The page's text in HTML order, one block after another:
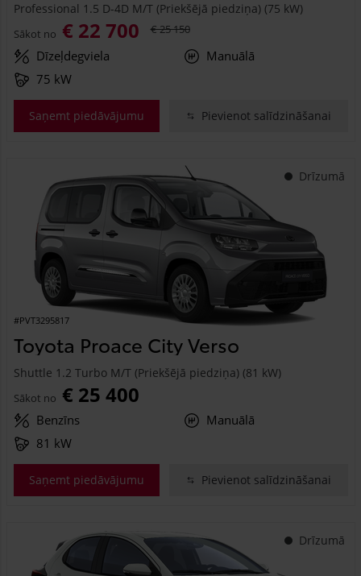
Professional 1.5 D-4D M/T (Priekšējā piedziņa) (75 kW)
Sākot no € 22 700 € 25 150
Dīzeļdegviela
Manuālā
75 kW
Saņemt piedāvājumu Pievienot salīdzināšanai
Drīzumā
#PVT3295817
Toyota Proace City Verso
Shuttle 1.2 Turbo M/T (Priekšējā piedziņa) (81 kW)
Sākot no € 25 400
Benzīns
Manuālā
81 kW
Saņemt piedāvājumu Pievienot salīdzināšanai
Drīzumā